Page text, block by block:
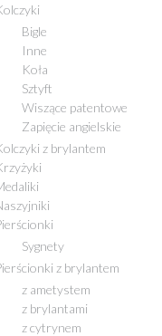
Bigle
Inne
Koła
Sztyft
Wiszące patentowe
Zapięcie angielskie
z brylantem
Sygnety
z brylantem
z ametystem
z brylantami
z cytrynem